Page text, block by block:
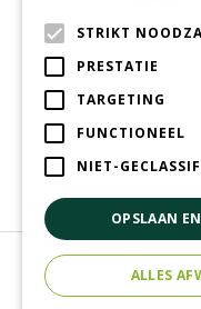
Tuincentrum
Speelparadijs
Woonwinkel
©
STRIKT
PRESTATIE
TARGETING
FUNCTIONEEL
NIET-
OPSLAAN
ALLES